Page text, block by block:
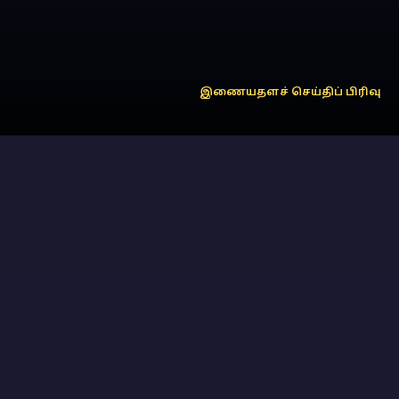
இணையதளச் செய்திப் பிரிவு